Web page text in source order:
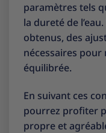
paramètres tels
la dureté de
obtenus, des
nécessaires
équilibrée.
En suivant ces
pourrez profiter
propre et